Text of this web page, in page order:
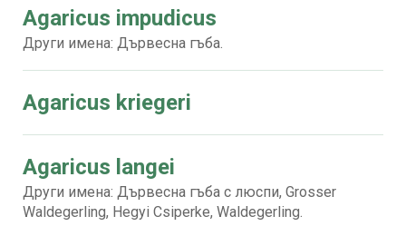
Agaricus impudicus
Други имена: Дървесна гъба.
Agaricus kriegeri
Agaricus langei
Други имена: Дървесна гъба с люспи, Grosser
Waldegerling, Hegyi Csiperke, Waldegerling.